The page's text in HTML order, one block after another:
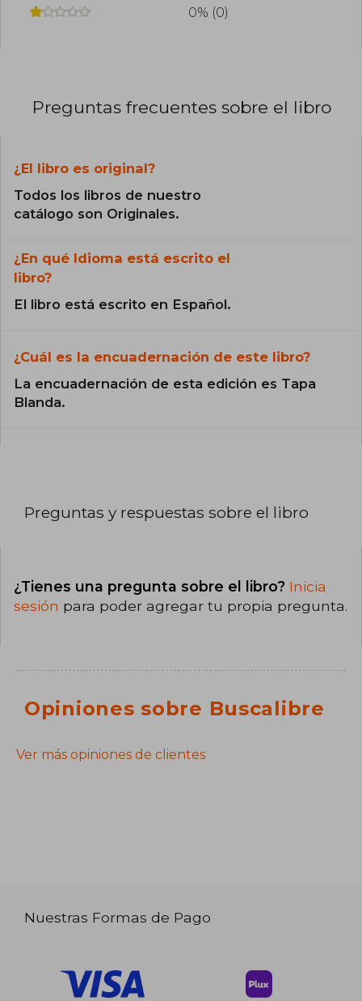
0% (0)
Preguntas frecuentes sobre el libro
¿El libro es original?
Todos los libros de nuestro
catálogo son Originales.
¿En qué Idioma está escrito el
libro?
El libro está escrito en Español.
¿Cuál es la encuadernación de este libro?
La encuadernación de esta edición es Tapa
Blanda.
Preguntas y respuestas sobre el libro
¿Tienes una pregunta sobre el libro? Inicia
sesión para poder agregar tu propia pregunta.
Opiniones sobre Buscalibre
Ver más opiniones de clientes
Nuestras Formas de Pago